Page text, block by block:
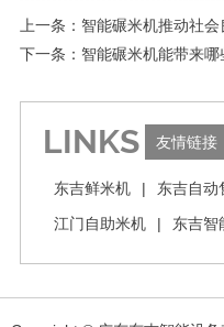
上一条：智能碾米机推动社
下一条：智能碾米机能带来哪
LINKS 友情链接
东吉鲜米机 | 东吉自动
江门自助米机
| 东吉智